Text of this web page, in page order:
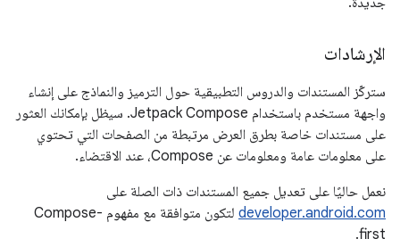
الإرشادات
ستركّز المستندات والدروس التطبيقية حول الترميز والنماذج على إنشاء
واجهة مستخدم باستخدام Jetpack Compose. سيظل بإمكانك العثور
على مستندات خاصة بطرق العرض مرتبطة من الصفحات التي تحتوي
على معلومات عامة ومعلومات عن Compose، عند الاقتضاء.
نعمل حاليًا على تعديل جميع المستندات ذات الصلة على
developer.android.com
لتكون متوافقة مع مفهوم Compose-
first.